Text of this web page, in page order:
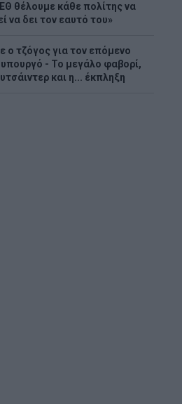
θέλουμε κάθε πολίτης να
να δει τον εαυτό του»
ο τζόγος για τον επόμενο
- Το μεγάλο φαβορί,
και η... έκπληξη